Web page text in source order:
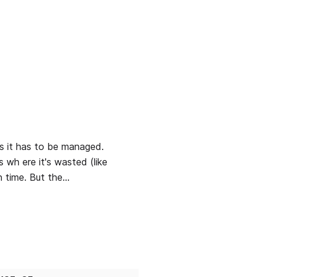
wh ere it's wasted (like
the
apprentice Lobsang